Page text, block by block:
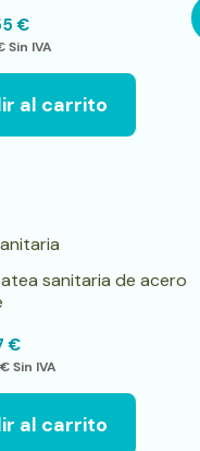
€
Sin IVA
al carrito
sanitaria de acero
€
€Sin IVA
al carrito